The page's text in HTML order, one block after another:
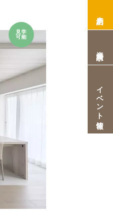
イベント情報
見学
可能